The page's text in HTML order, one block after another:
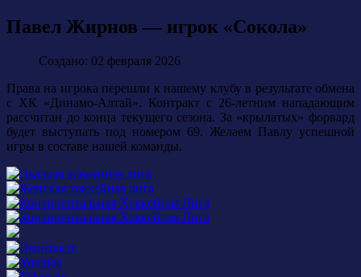
Павел Жирнов — игрок «Сокола»
Создано: 02 февраля 2026
Права на игрока перешли к нашему клубу в результате обмена
с ХК «Динамо-Алтай». Контракт с 26-летним нападающим
рассчитан до конца текущего сезона. За «крылатых» форвард
будет выступать под номером 69. Желаем Павлу успешной
игры в составе нашей команды.